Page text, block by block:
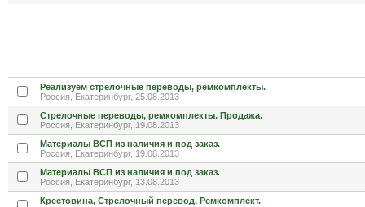
Реализуем стрелочные переводы, ремкомплекты.
Россия, Екатеринбург, 25.08.2013
Стрелочные переводы, ремкомплекты. Продажа.
Россия, Екатеринбург, 19.08.2013
Материалы ВСП из наличия и под заказ.
Россия, Екатеринбург, 19.08.2013
Материалы ВСП из наличия и под заказ.
Россия, Екатеринбург, 13.08.2013
Крестовина, Стрелочный перевод, Ремкомплект.